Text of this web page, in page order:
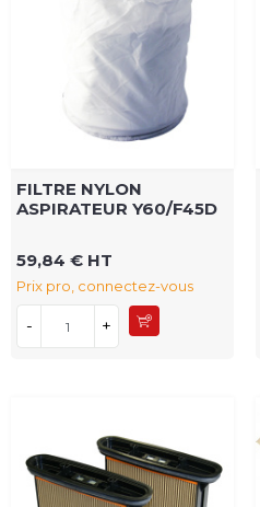
FILTRE NYLON
ASPIRATEUR Y60/F45D
59,84 € HT
Prix pro, connectez-vous
- +